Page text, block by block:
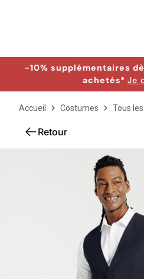
-10% supplémentaires
achetés* Je
Accueil Costumes Tous
Retour